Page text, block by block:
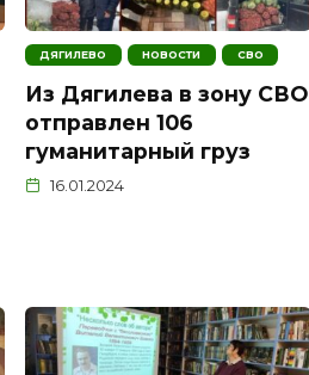
ДЯГИЛЕВО НОВОСТИ СВО
Из Дягилева в зону СВО
отправлен 106
гуманитарный груз
16.01.2024